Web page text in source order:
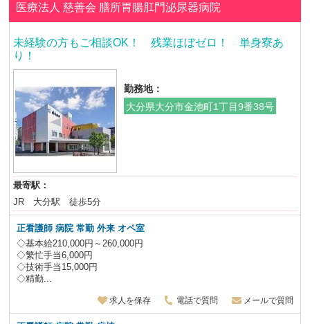
医療法人 慈善会 膳所胃腸肛門泌尿器病院
未経験の方もご相談OK！ 残業ほぼゼロ！ 単身寮あ
り！
勤務地：
大分県大分市金池町1丁目9番38号
最寄駅：
JR 大分駅 徒歩5分
正看護師 病院 常勤 外来 オペ室
◇基本給210,000円～260,000円
◇繁忙手当6,000円
◇技術手当15,000円
◇精勤...
求人を保存 電話で質問 メールで質問